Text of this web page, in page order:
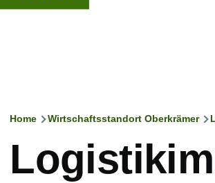
Home Wirtschaftsstandort Oberkrämer